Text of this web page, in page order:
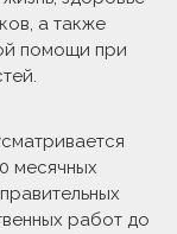
а также
помощи при
месячных
работ до